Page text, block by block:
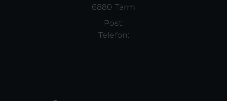
6880 Tarm
Post:
Telefon: